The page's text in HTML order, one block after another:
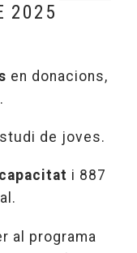
2025
en donacions,
de joves.
i 887
al programa